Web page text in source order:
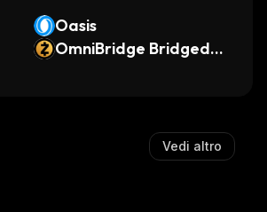
Oasis
OmniBridge Bridged Z
Vedi altro